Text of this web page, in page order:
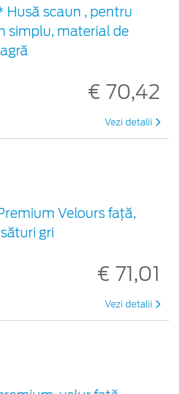
Husă scaun , pentru
simplu, material de
€ 70,42
Vezi detalii
Velours față,
gri
€ 71,01
Vezi detalii